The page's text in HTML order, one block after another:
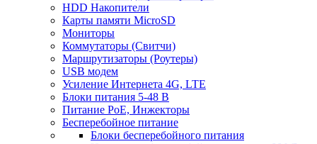
HDD Накопители
Карты памяти MicroSD
Мониторы
Коммутаторы (Свитчи)
Маршрутизаторы (Роутеры)
USB модем
Усиление Интернета 4G, LTE
Блоки питания 5-48 В
Питание PoE, Инжекторы
Бесперебойное питание
Блоки бесперебойного питания